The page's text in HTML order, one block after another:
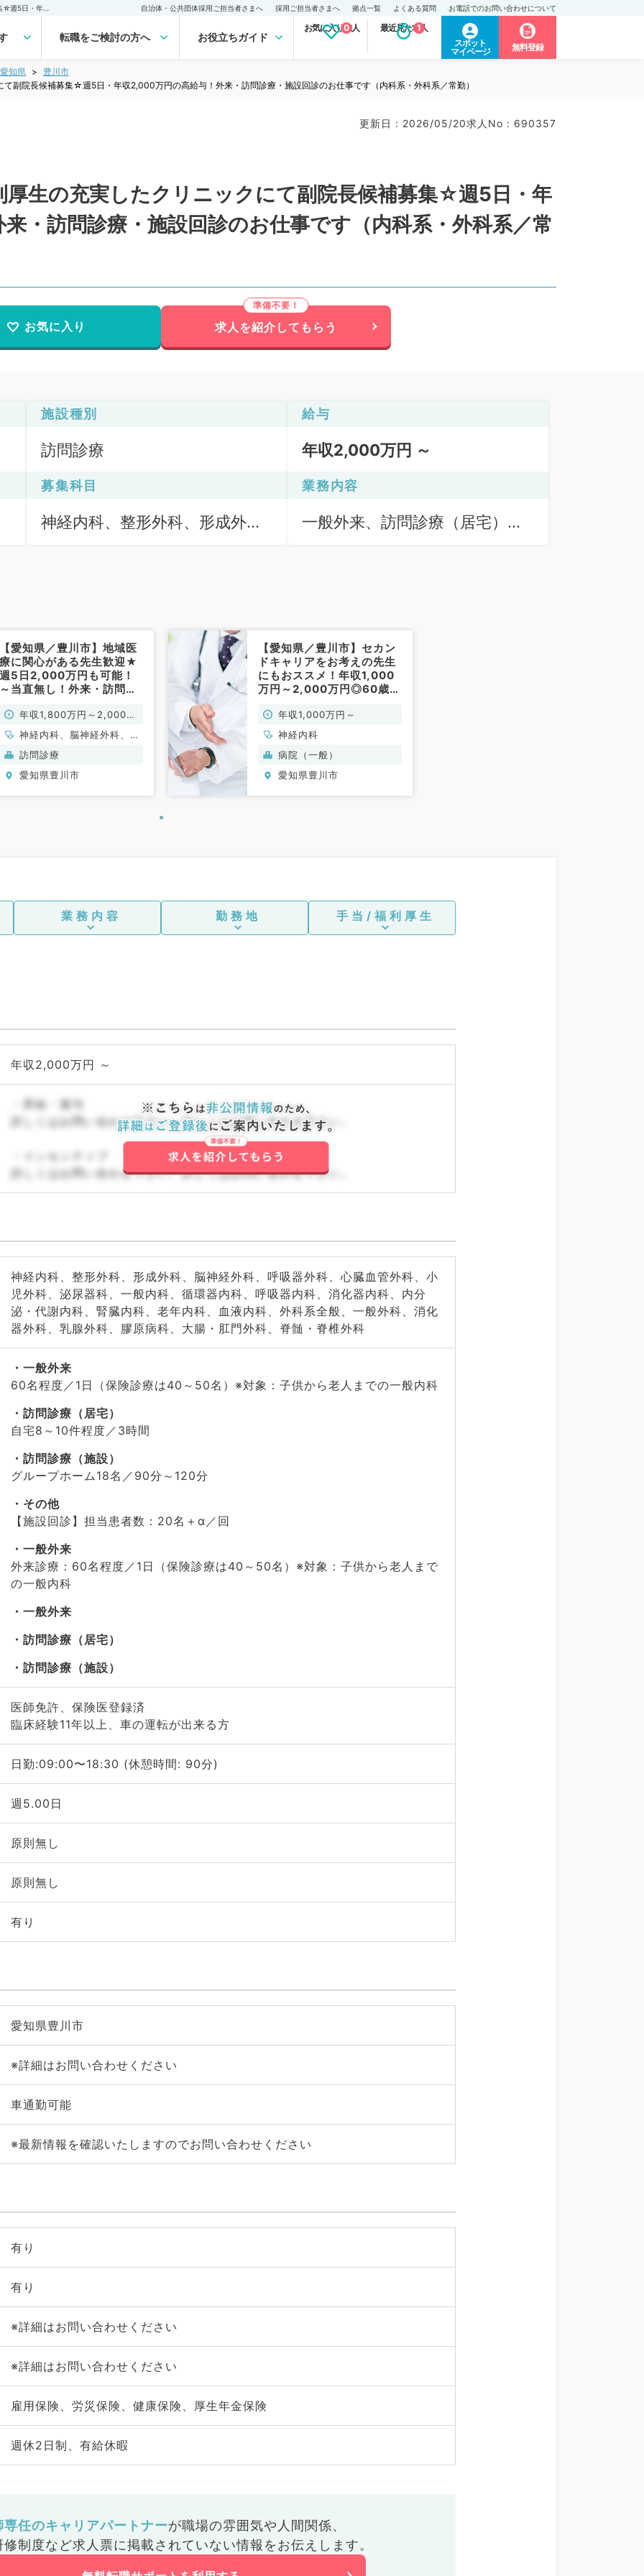
自治体・公共団体採用ご担当者さまへ 採用ご担当者さまへ 拠点一覧 よくある質問 お電話でのお問い合わせについて
転職をご検討の方へ お役立ちガイド
お気に入り求人
0 最近見た求人
1
スポット
マイページ
無料登録
愛知県
豊川市
副院長候補募集☆週5日・年収2,000万円の高給与！外来・訪問診療・施設回診のお仕事です（内科系・外科系／常勤）
更新日 : 2026/05/20求人No : 690357
生の充実したクリニックにて副院長候補募集☆週5日・年
・訪問診療・施設回診のお仕事です（内科系・外科系／常
お気に入り 求人を紹介してもらう
施設種別
訪問診療
給与
年収2,000万円 ～
募集科目
神経内科、整形外科、形成外
泌・代謝内科、腎臓内科、老年
内科、血液内科、外科系全般、
一般外科、消化器外科、乳腺外
科、膠原病科、大腸・肛門外
科、脊髄・脊椎外科
業務内容
一般外来、訪問診療（居宅）、
【愛知県／豊川市】地域医
療に関心がある先生歓迎★
週5日2,000万円も可能！
～当直無し！外来・訪問診
科系／常勤）
年収1,800万円～2,000万
円
神経内科、脳神経外科、一
般内科、老年内科、外科系
全般、一般外科
訪問診療
愛知県豊川市
【愛知県／豊川市】セカン
ドキャリアをお考えの先生
にもおススメ！年収1,000
万円～2,000万円◎60歳以
（神経内科／常勤）
年収1,000万円～
神経内科
病院（一般）
愛知県豊川市
業務内容 勤務地 手当/福利厚生
年収2,000万円 ～
・昇給・賞与
詳しくはお問い合わせ下さい。詳しくはお問い合わせ下さい。
・インセンティブ
詳しくはお問い合わせ下さい。詳しくはお問い合わせ下さい。
神経内科、整形外科、形成外科、脳神経外科、呼吸器外科、心臓血管外科、小
児外科、泌尿器科、一般内科、循環器内科、呼吸器内科、消化器内科、内分
泌・代謝内科、腎臓内科、老年内科、血液内科、外科系全般、一般外科、消化
器外科、乳腺外科、膠原病科、大腸・肛門外科、脊髄・脊椎外科
一般外来
60名程度／1日（保険診療は40～50名）※対象：子供から老人までの一般内科
訪問診療（居宅）
自宅8～10件程度／3時間
訪問診療（施設）
グループホーム18名／90分～120分
その他
【施設回診】担当患者数：20名＋α／回
一般外来
外来診療：60名程度／1日（保険診療は40～50名）※対象：子供から老人まで
の一般内科
一般外来
訪問診療（居宅）
訪問診療（施設）
医師免許、保険医登録済
臨床経験11年以上、車の運転が出来る方
日勤:09:00〜18:30 (休憩時間: 90分)
週5.00日
原則無し
原則無し
有り
愛知県豊川市
※詳細はお問い合わせください
車通勤可能
※最新情報を確認いたしますのでお問い合わせください
有り
有り
※詳細はお問い合わせください
※詳細はお問い合わせください
雇用保険、労災保険、健康保険、厚生年金保険
週休2日制、有給休暇
専任のキャリアパートナーが職場の雰囲気や人間関係、
修制度など求人票に掲載されていない情報をお伝えします。